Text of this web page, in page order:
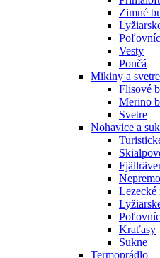
Zimné
Vesty
Pončá
Mikiny a svetre
Flisové
Merino
Svetre
Nohavice a
Lezecké
Kraťasy
Sukne
Termoprádlo